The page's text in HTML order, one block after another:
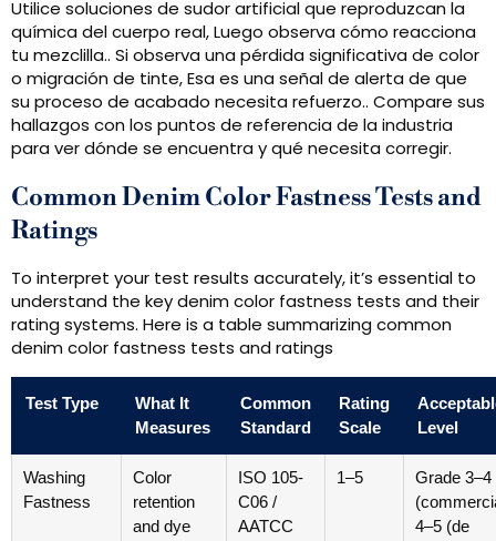
Utilice soluciones de sudor artificial que reproduzcan la
química del cuerpo real, Luego observa cómo reacciona
tu mezclilla.. Si observa una pérdida significativa de color
o migración de tinte, Esa es una señal de alerta de que
su proceso de acabado necesita refuerzo.. Compare sus
hallazgos con los puntos de referencia de la industria
para ver dónde se encuentra y qué necesita corregir.
Common Denim Color Fastness Tests and
Ratings
To interpret your test results accurately,it’s essential to
understand the key denim color fastness tests and their
rating systems. Here is a table summarizing common
denim color fastness tests and ratings
Test Type
What It
Measures
Common
Standard
Rating
Scale
Level
Washing
Fastness
Color
retention
and dye
ISO 105-
C06 /
AATCC
1–5
Grade 3–4
(
4–5 (de